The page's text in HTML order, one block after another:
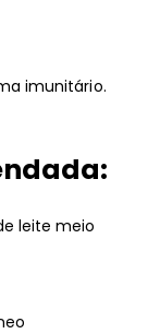
imunitário.
leite meio